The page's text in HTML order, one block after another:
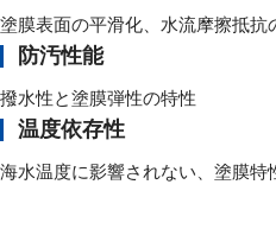
塗膜表面の平滑化、水流摩擦抵抗
防汚性能
撥水性と塗膜弾性の特性
温度依存性
海水温度に影響されない、塗膜特